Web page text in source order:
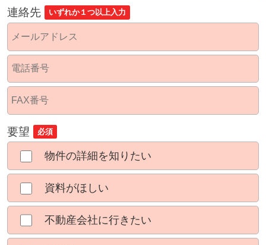
連絡先 いずれか１つ以上入力
要望 必須
物件の詳細を知りたい
資料がほしい
不動産会社に行きたい